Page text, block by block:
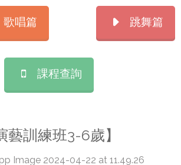
跳舞篇
歌唱篇
課程查詢
藝訓練班3-6歲】